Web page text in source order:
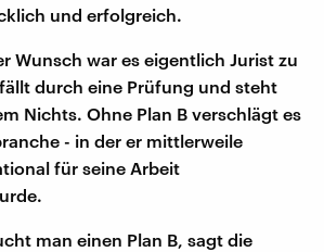
und erfolgreich.
Wunsch war es eigentlich Jurist zu
durch eine Prüfung und steht
Nichts. Ohne Plan B verschlägt es
- in der er mittlerweile
für seine Arbeit
man einen Plan B, sagt die